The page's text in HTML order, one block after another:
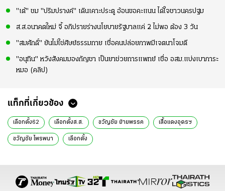
"เต้" ชม "ปริมปรางค์" เดินเคาะประตู อ้อนขอคะแนน ได้ใจชาวนครปฐม
ส.ส.อนาคตใหม่ จี้ อภิปรายร่างนโยบายรัฐบาลแค่ 2 ไม่พอ ต้อง 3 วัน
"สมศักดิ์" ยันไม่ใช่ศิษย์ธรรมกาย เชื่อคนปล่อยภาพมีเจตนาโจมตี
"อนุทิน" หวังสังคมมองกัญชา เป็นยาช่วยการแพทย์ เชื่อ อสม.แบ่งเบาภาระ
หมอ (คลิป)
แท็กที่เกี่ยวข้อง
เลือกตั้ง62 เลือกตั้งส.ส. ขวัญชัย ย้ายพรรค เสื้อแดงอุดรฯ
ขวัญชัย ไพรพนา เลือกตั้ง